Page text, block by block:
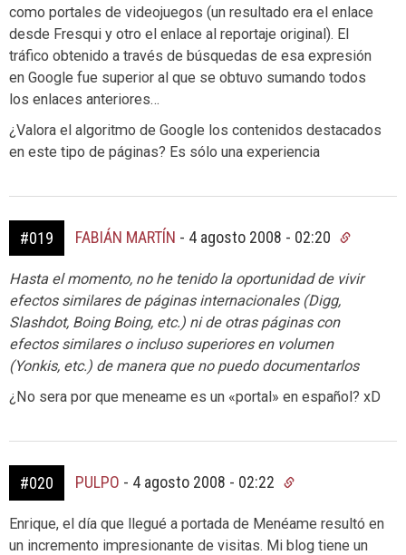
como portales de videojuegos (un resultado era el enlace
desde Fresqui y otro el enlace al reportaje original). El
tráfico obtenido a través de búsquedas de esa expresión
en Google fue superior al que se obtuvo sumando todos
los enlaces anteriores…
¿Valora el algoritmo de Google los contenidos destacados
en este tipo de páginas? Es sólo una experiencia
#019 FABIÁN MARTÍN - 4 agosto 2008 - 02:20
Hasta el momento, no he tenido la oportunidad de vivir
efectos similares de páginas internacionales (Digg,
Slashdot, Boing Boing, etc.) ni de otras páginas con
efectos similares o incluso superiores en volumen
(Yonkis, etc.) de manera que no puedo documentarlos
¿No sera por que meneame es un «portal» en español? xD
#020 PULPO - 4 agosto 2008 - 02:22
Enrique, el día que llegué a portada de Menéame resultó en
un incremento impresionante de visitas. Mi blog tiene un